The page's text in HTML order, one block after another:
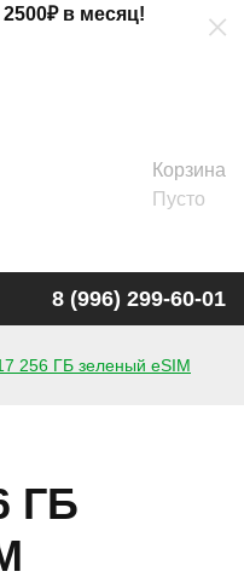
2500₽ в месяц!
Корзина
Пусто
8 (996) 299-60-01
256 ГБ зеленый eSIM
ГБ
×